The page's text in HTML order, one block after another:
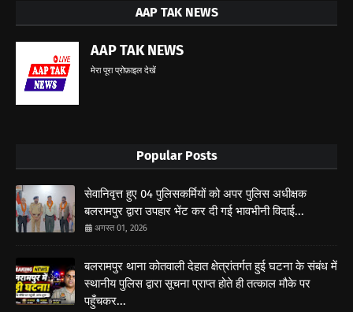
AAP TAK NEWS
AAP TAK NEWS
मेरा पूरा प्रोफ़ाइल देखें
Popular Posts
सेवानिवृत्त हुए 04 पुलिसकर्मियों को अपर पुलिस अधीक्षक
बलरामपुर द्वारा उपहार भेंट कर दी गई भावभीनी विदाई...
अगस्त 01, 2026
बलरामपुर थाना कोतवाली देहात क्षेत्रांतर्गत हुई घटना के संबंध में
स्थानीय पुलिस द्वारा सूचना प्राप्त होते ही तत्काल मौके पर
पहुँचकर...